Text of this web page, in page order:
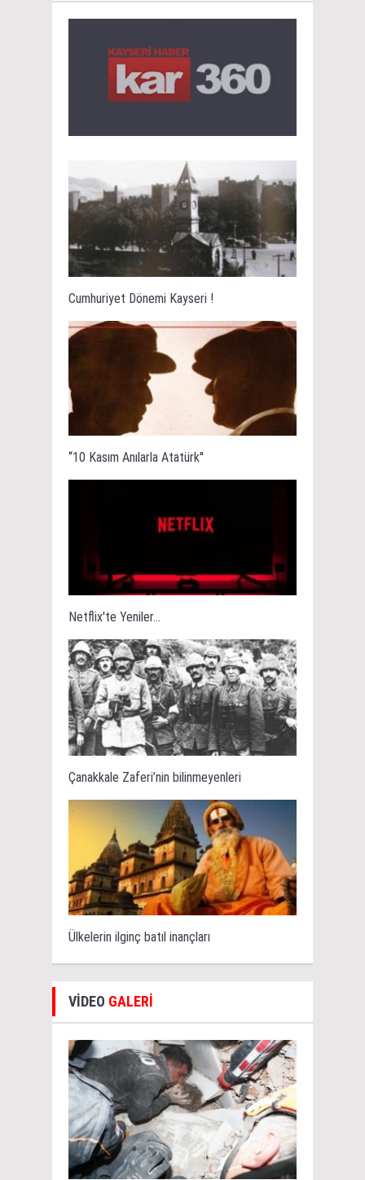
Cumhuriyet Dönemi Kayseri !
“10 Kasım Anılarla Atatürk''
Netflix'te Yeniler...
Çanakkale Zaferi’nin bilinmeyenleri
Ülkelerin ilginç batıl inançları
VİDEO GALERİ